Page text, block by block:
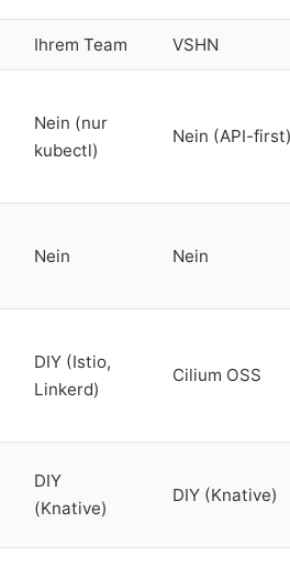
Ihrem Team VSHN
Nein (nur
kubectl)
Nein (API-
Nein Nein
DIY (Istio,
Linkerd)
Cilium OSS
DIY
(Knative)
DIY (Knative)